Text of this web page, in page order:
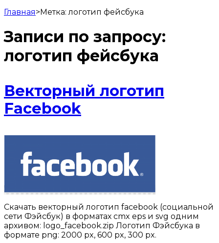
Главная>Метка:логотип фейсбука
Записи по запросу:
логотип фейсбука
Векторный логотип
Facebook
Скачать векторный логотип facebook (социальной
сети Фэйсбук) в форматах cmx eps и svg одним
архивом: logo_facebook.zip Логотип Фэйсбука в
формате png: 2000 px, 600 px, 300 px.